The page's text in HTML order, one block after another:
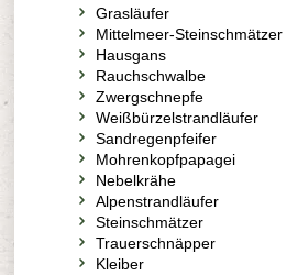
Grasläufer
Mittelmeer-Steinschmätzer
Hausgans
Rauchschwalbe
Zwergschnepfe
Weißbürzelstrandläufer
Sandregenpfeifer
Mohrenkopfpapagei
Nebelkrähe
Alpenstrandläufer
Steinschmätzer
Trauerschnäpper
Kleiber